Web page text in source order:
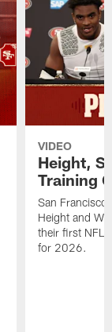
VIDEO
Height,
Training
San Francisco
Height and
their first NFL
for 2026.